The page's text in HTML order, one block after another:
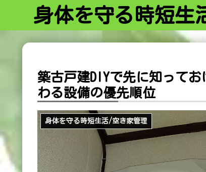
身体を守る時短生
築古戸建DIYで先に知って
わる設備の優先順位
身体を守る時短生活/空き家管理